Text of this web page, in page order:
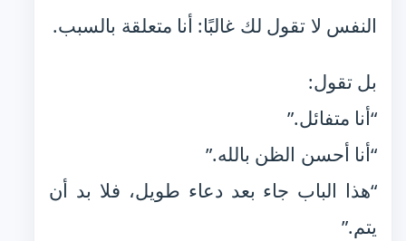
النفس لا تقول لك غالبًا: أنا متعلقة بالسبب.
بل تقول:
“أنا متفائل.”
“أنا أحسن الظن بالله.”
“هذا الباب جاء بعد دعاء طويل، فلا بد أن
يتم.”